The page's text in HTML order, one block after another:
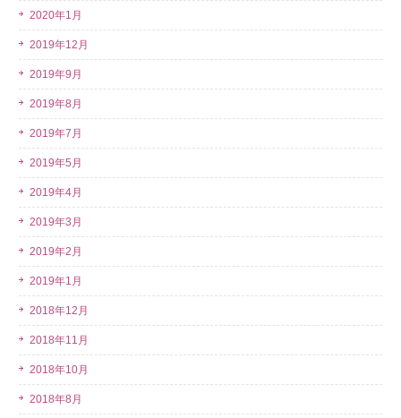
2020年1月
2019年12月
2019年9月
2019年8月
2019年7月
2019年5月
2019年4月
2019年3月
2019年2月
2019年1月
2018年12月
2018年11月
2018年10月
2018年8月